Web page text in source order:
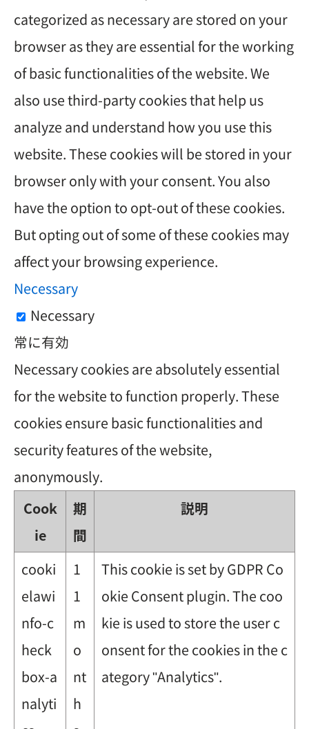
categorized as necessary are stored on your
browser as they are essential for the working
of basic functionalities of the website. We
also use third-party cookies that help us
analyze and understand how you use this
website. These cookies will be stored in your
browser only with your consent. You also
have the option to opt-out of these cookies.
But opting out of some of these cookies may
affect your browsing experience.
Necessary
Necessary
常に有効
Necessary cookies are absolutely essential
for the website to function properly. These
cookies ensure basic functionalities and
security features of the website,
anonymously.
Cook
ie
期
間
説明
cooki
elawi
nfo-c
heck
box-a
nalyti
1
1
m
o
nt
h
This cookie is set by GDPR Co
okie Consent plugin. The coo
kie is used to store the user c
onsent for the cookies in the c
ategory "Analytics".